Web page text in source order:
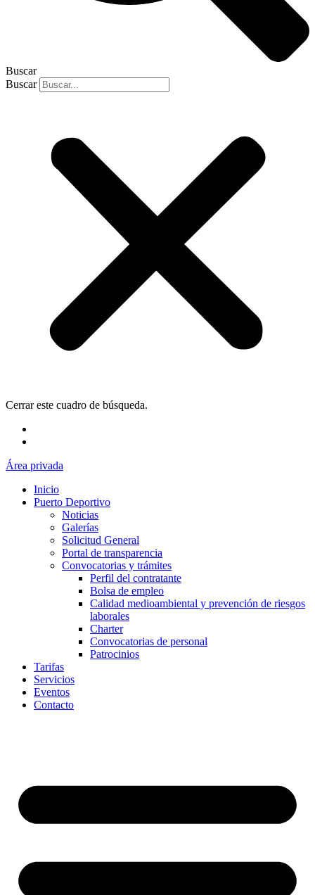
Buscar
Buscar
Cerrar este cuadro de búsqueda.
Área privada
Inicio
Puerto Deportivo
Noticias
Galerías
Solicitud General
Portal de transparencia
Convocatorias y trámites
Perfil del contratante
Bolsa de empleo
Calidad medioambiental y prevención de riesgos
laborales
Charter
Convocatorias de personal
Patrocinios
Tarifas
Servicios
Eventos
Contacto